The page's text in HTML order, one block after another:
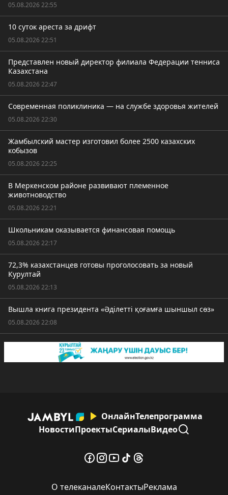
05.08.2026 22:55
10 суток ареста за дрифт
05.08.2026 22:51
Представлен новый директор филиала Федерации тенниса
Казахстана
05.08.2026 22:47
Современная поликлиника — на службе здоровья жителей
05.08.2026 22:30
Жамбылский мастер изготовил более 2500 казахских
кобызов
05.08.2026 22:25
В Меркенском районе развивают племенное
животноводство
05.08.2026 22:21
Школьникам оказывается финансовая помощь
05.08.2026 22:17
72,3% казахстанцев готовы проголосовать за новый
Курултай
05.08.2026 22:13
Вышла книга президента «Әділетті қоғамға шыншыл сөз»
05.08.2026 22:08
ОнлайнТелепрограмма
НовостиПроектыСериалыВидео
О телеканалеКонтактыРеклама